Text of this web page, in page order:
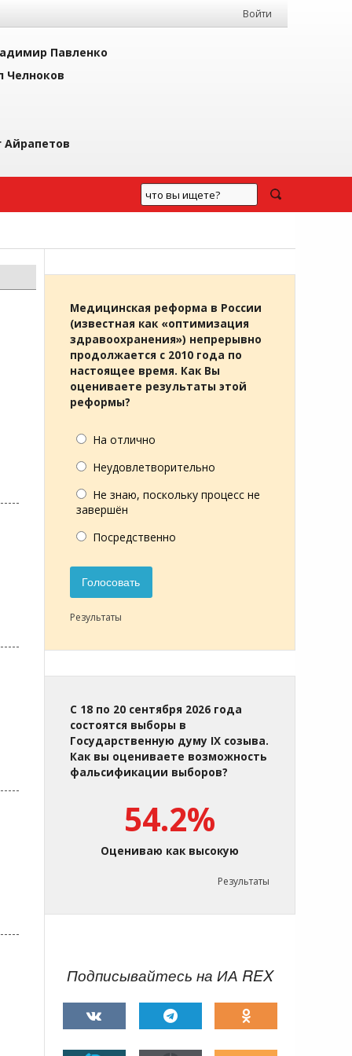
Войти
Павленко
Челноков
Айрапетов
Медицинская реформа в России
(известная как «оптимизация
здравоохранения») непрерывно
продолжается с 2010 года по
настоящее время. Как Вы
оцениваете результаты этой
реформы?
На отлично
Неудовлетворительно
Не знаю, поскольку процесс не
завершён
Посредственно
Голосовать
Результаты
С 18 по 20 сентября 2026 года
состоятся выборы в
Государственную думу IX созыва.
Как вы оцениваете возможность
фальсификации выборов?
54.2%
Оцениваю как высокую
Результаты
Подписывайтесь на ИА REX